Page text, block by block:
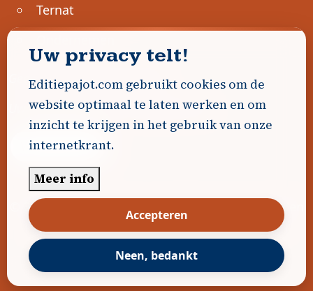
Ternat
Geen advertenties gevonden.
Uw advertentie hier? Contacteer ons!
Word Partner!
© 2026
Algemene voorwaarden
|Disclaimer Privacybeleid Cookiebeleid|
Gerealiseerd doorDavidHosse.net
Uw privacy telt!
Editiepajot.com gebruikt cookies om de
website optimaal te laten werken en om
inzicht te krijgen in het gebruik van onze
internetkrant.
Meer info
Accepteren
Neen, bedankt